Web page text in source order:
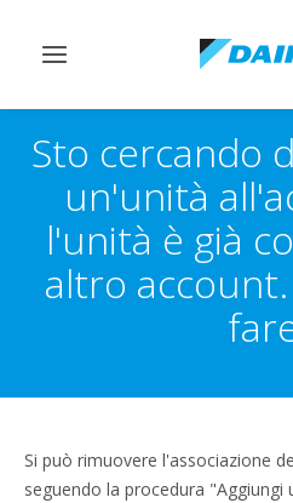
Attiva/disattiva
Sto cercando
un'unità
l'unità è già
altro
Si può rimuovere l'associazione
seguendo la procedura "Aggiungi